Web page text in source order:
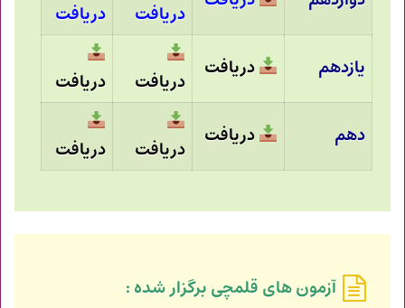
دریافت دریافت
یازدهم دریافت
دریافت دریافت
دهم دریافت
دریافت دریافت
آزمون های قلمچی برگزار شده :